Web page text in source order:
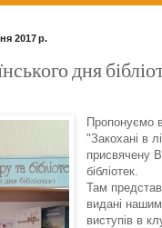
2017 р.
дня
Пропонуємо
"Закохані в
присвячену
бібліотек.
Там
видані
виступів в